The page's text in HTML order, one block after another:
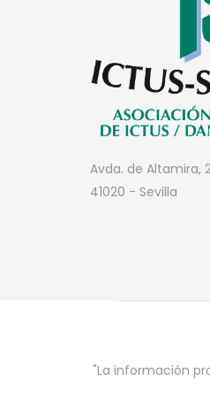
Avda. de Altamira,
41020 - Sevilla
"La información